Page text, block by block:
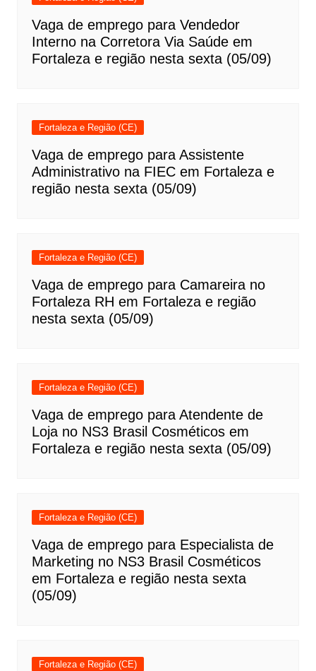
Vaga de emprego para Vendedor
Interno na Corretora Via Saúde em
Fortaleza e região nesta sexta (05/09)
Fortaleza e Região (CE)
Vaga de emprego para Assistente
Administrativo na FIEC em Fortaleza e
região nesta sexta (05/09)
Fortaleza e Região (CE)
Vaga de emprego para Camareira no
Fortaleza RH em Fortaleza e região
nesta sexta (05/09)
Fortaleza e Região (CE)
Vaga de emprego para Atendente de
Loja no NS3 Brasil Cosméticos em
Fortaleza e região nesta sexta (05/09)
Fortaleza e Região (CE)
Vaga de emprego para Especialista de
Marketing no NS3 Brasil Cosméticos
em Fortaleza e região nesta sexta
(05/09)
Fortaleza e Região (CE)